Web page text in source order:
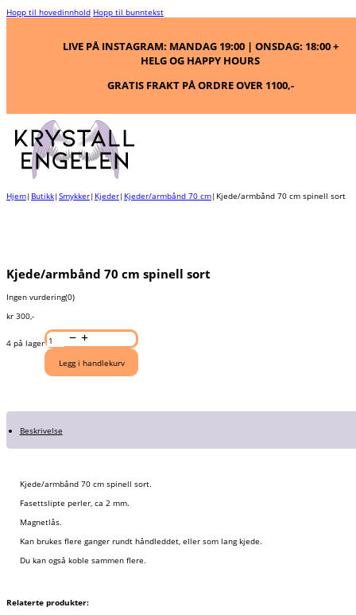
Hopp til hovedinnhold Hopp til bunntekst
LIVE PÅ INSTAGRAM: MANDAG 19:00 | ONSDAG: 18:00 +
HELG OG HAPPY HOURS
GRATIS FRAKT PÅ ORDRE OVER 1100,-
Hjem| Butikk|Smykker| Kjeder| Kjeder/armbånd 70 cm| Kjede/armbånd 70 cm spinell sort
Kjede/armbånd 70 cm spinell sort
Ingen vurdering(0)
kr 300,-
4 på lager
Kjede/armbånd
70
cm
spinell
sort
antall
Legg i handlekurv
Beskrivelse
Kjede/armbånd 70 cm spinell sort.
Fasettslipte perler, ca 2 mm.
Magnetlås.
Kan brukes flere ganger rundt håndleddet, eller som lang kjede.
Du kan også koble sammen flere.
Relaterte produkter: